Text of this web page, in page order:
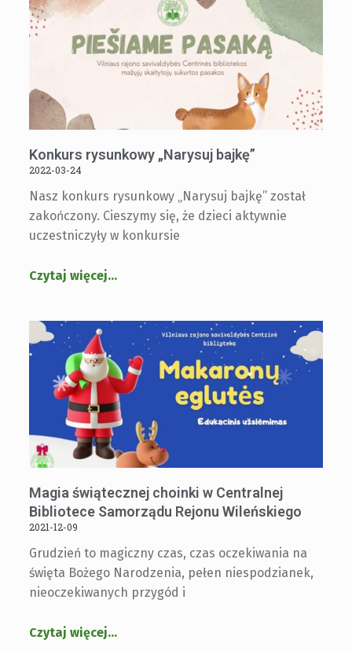
Konkurs rysunkowy „Narysuj bajkę”
2022-03-24
Nasz konkurs rysunkowy „Narysuj bajkę” został
zakończony. Cieszymy się, że dzieci aktywnie
uczestniczyły w konkursie
Czytaj więcej…
Magia świątecznej choinki w Centralnej
Bibliotece Samorządu Rejonu Wileńskiego
2021-12-09
Grudzień to magiczny czas, czas oczekiwania na
święta Bożego Narodzenia, pełen niespodzianek,
nieoczekiwanych przygód i
Czytaj więcej…